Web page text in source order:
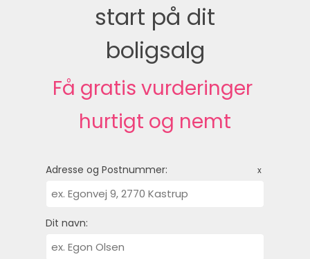
start på dit
boligsalg
Få gratis vurderinger 
hurtigt og nemt
Adresse og Postnummer: x
Dit navn: